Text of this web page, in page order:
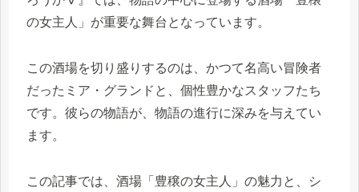
の女主人」が重要な舞台となっています。
この酒場を切り盛りするのは、かつて名高い冒険者
だったミア・グランドと、個性豊かなスタッフたち
です。彼らの物語が、物語の進行に深みを与えてい
ます。
この記事では、酒場「豊穣の女主人」の魅力と、シ